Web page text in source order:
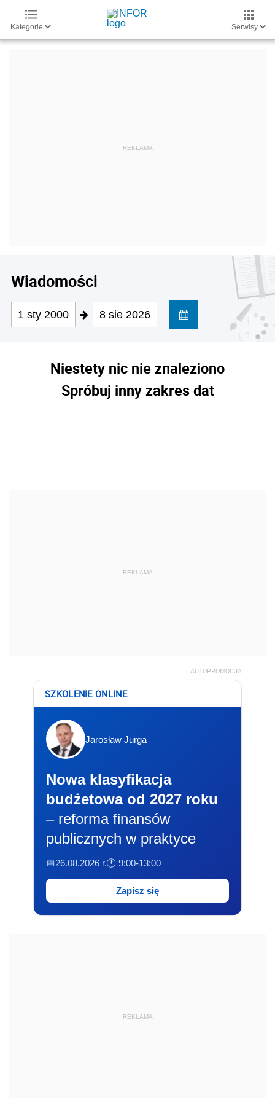
Kategorie Serwisy
Wiadomości
1 sty 2000 8 sie 2026
Niestety nic nie znaleziono
Spróbuj inny zakres dat
REKLAMA
AUTOPROMOCJA
SZKOLENIE ONLINE
Jarosław Jurga
Nowa klasyfikacja
budżetowa od 2027 roku
– reforma finansów
publicznych w praktyce
📅26.08.2026 r.🕐 9:00-13:00
Zapisz się
REKLAMA